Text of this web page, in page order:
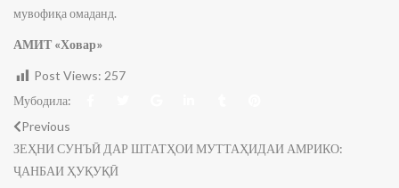
мувофиқа омаданд.
АМИТ «Ховар»
Post Views: 257
Мубодила:
Previous
ЗЕҲНИ СУНЪӢ ДАР ШТАТҲОИ МУТТАҲИДАИ АМРИКО:
ҶАНБАИ ҲУҚУҚӢ